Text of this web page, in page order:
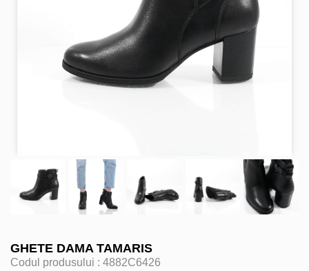
GHETE DAMA TAMARIS
Codul produsului : 4882C6426